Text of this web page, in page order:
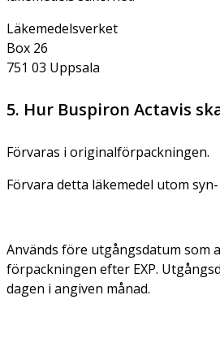
Läkemedelsverket
Box 26
751 03 Uppsala
5. Hur Buspiron Actavis
Förvaras i originalförpackningen.
Förvara detta läkemedel utom
Används före utgångsdatum som
förpackningen efter EXP.
dagen i angiven månad.